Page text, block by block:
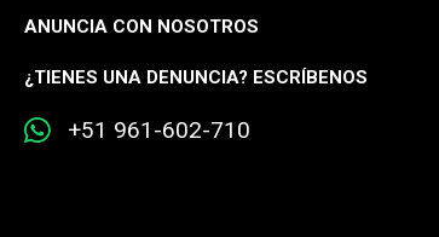
ANUNCIA CON NOSOTROS
¿TIENES UNA DENUNCIA? ESCRÍBENOS
+51 961-602-710